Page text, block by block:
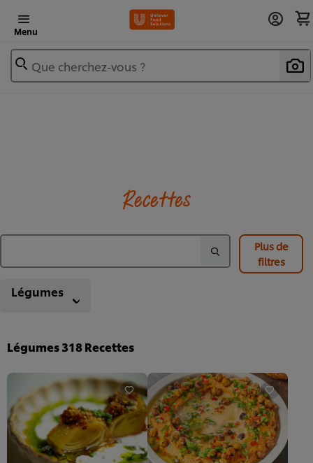
Menu
Que cherchez-vous ?
Recettes
Plus de
filtres
Légumes
Légumes318Recettes